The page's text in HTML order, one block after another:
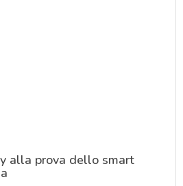
alla prova dello smart